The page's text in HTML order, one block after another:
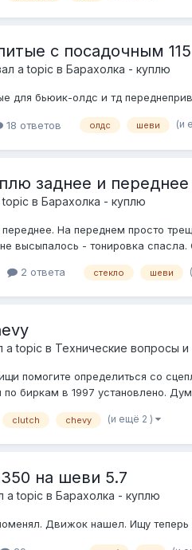
с посадочным
a topic в Барахолка - куплю
для бьюик-олдс и тд
18 ответов олдс шеви (и
заднее и
topic в Барахолка - куплю
На переднем просто
высыпалось - тонировка
2 ответа стекло шеви
a topic в Технические вопросы
помогите определиться со
биркам в 1997 установлено.
clutch chevy (и ещё 2 )
на шеви 5.7
a topic в Барахолка - куплю
Движок нашел. Ищу